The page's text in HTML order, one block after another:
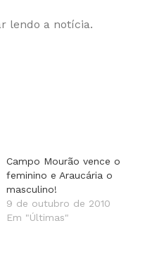
lendo a notícia.
Campo Mourão vence o
feminino e Araucária o
masculino!
9 de outubro de 2010
Em "Últimas"